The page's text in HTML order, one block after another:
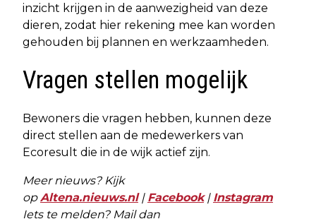
inzicht krijgen in de aanwezigheid van deze
dieren, zodat hier rekening mee kan worden
gehouden bij plannen en werkzaamheden.
Vragen stellen mogelijk
Bewoners die vragen hebben, kunnen deze
direct stellen aan de medewerkers van
Ecoresult die in de wijk actief zijn.
Meer nieuws? Kijk
opAltena.nieuws.nl| Facebook| Instagram
Iets te melden? Mail dan